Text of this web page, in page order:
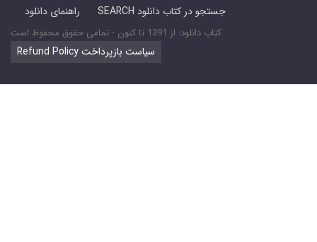
راهنمای دانلود
SEARCH جستجو در کتاب دانلود
کتاب دانلود: از 1391 تا کنون - تمامی حقوق محفوظ است
Refund Policy سیاست بازپرداخت